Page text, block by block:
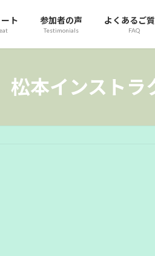
ト 参加者の声
Testimonials
よくあるご
FAQ
松本インストラ